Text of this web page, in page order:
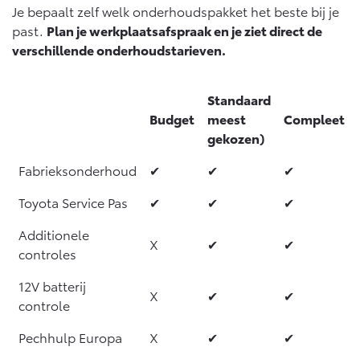
Vanaf € 48.995,-
Mirai
WATERSTOF-ELEKTRISCH
Vanaf € 76.695,-
OOK ALS BATTERIJ-
Proace (excl. BTW)
Je bepaalt zelf welk onderhoudspakket het beste bij je
past. Plan je werkplaatsafspraak en je ziet direct de
verschillende onderhoudstarieven.
Budget
Standaard
meest
gekozen)
Compleet
Fabrieksonderhoud ✔ ✔
✔
Toyota Service Pas
✔ ✔
✔
Additionele
controles
X ✔ ✔
12V batterij
controle
X ✔ ✔
Pechhulp Europa X ✔ ✔